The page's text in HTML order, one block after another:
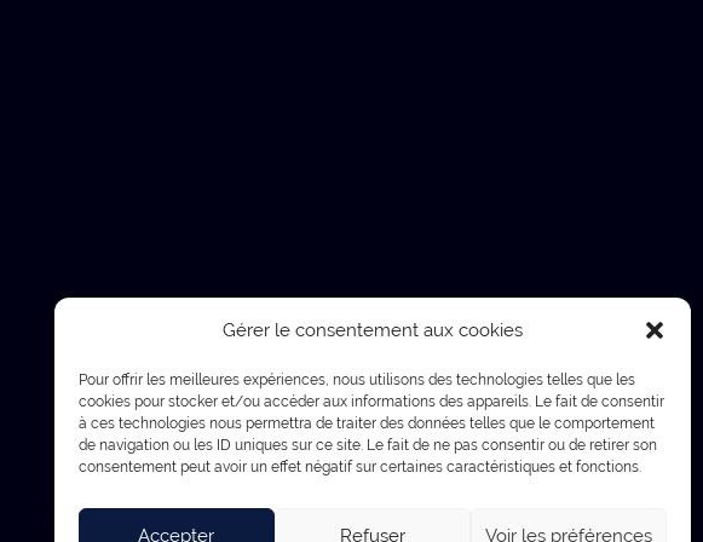
Gérer le consentement aux cookies
Pour offrir les meilleures expériences, nous utilisons des technologies telles que les
cookies pour stocker et/ou accéder aux informations des appareils. Le fait de consentir
à ces technologies nous permettra de traiter des données telles que le comportement
de navigation ou les ID uniques sur ce site. Le fait de ne pas consentir ou de retirer son
consentement peut avoir un effet négatif sur certaines caractéristiques et fonctions.
Accepter Refuser Voir les préférences
Créations libres
Mentions légales